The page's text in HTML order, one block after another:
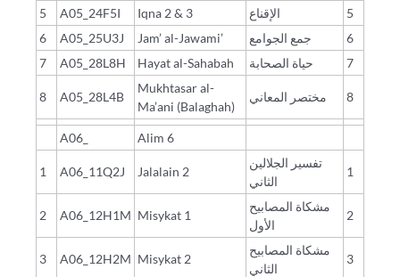
5
A05_24F5I Iqna 2 & 3 الإقناع
5
6
A05_25U3J Jam’ al-Jawami’ جمع الجوامع
6
7
A05_28L8H Hayat al-Sahabah حياة الصحابة 7
8 A05_28L4B
Mukhtasar al-
Ma’ani (Balaghah)
مختصر المعاني 8
A06_ Alim 6
1 A06_11Q2J Jalalain 2
تفسير الجلالين
الثاني
1
2 A06_12H1M Misykat 1
مشكاة المصابيح
الأول
2
3 A06_12H2M Misykat 2
مشكاة المصابيح
الثاني
3